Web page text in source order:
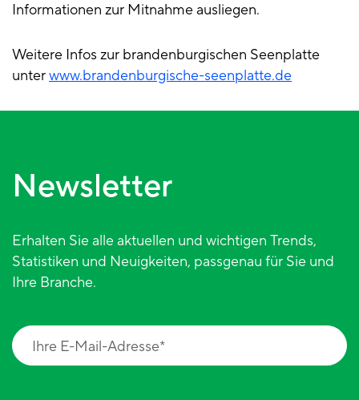
Informationen zur Mitnahme ausliegen.
Weitere Infos zur brandenburgischen Seenplatte
unterwww.brandenburgische-seenplatte.de
Newsletter
Erhalten Sie alle aktuellen und wichtigen Trends,
Statistiken und Neuigkeiten, passgenau für Sie und
Ihre Branche.